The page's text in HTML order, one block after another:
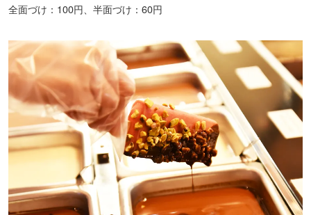
全面づけ：100円、半面づけ：60円